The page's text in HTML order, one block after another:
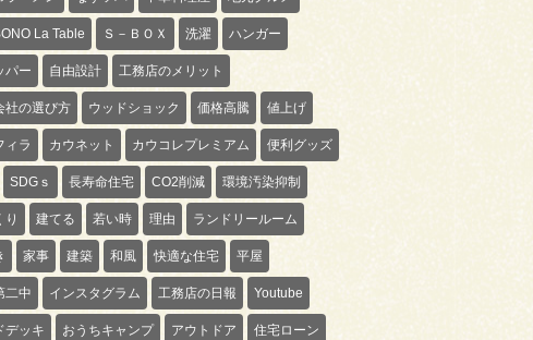
La Table Ｓ－ＢＯＸ 洗濯 ハンガー
パー 自由設計 工務店のメリット
社の選び方 ウッドショック 価格高騰 値上げ
ィラ カウネット カウコレプレミアム 便利グッズ
SDGｓ 長寿命住宅 CO2削減 環境汚染抑制
り 建てる 若い時 理由 ランドリールーム
家事 建築 和風 快適な住宅 平屋
二中 インスタグラム 工務店の日報 Youtube
デッキ おうちキャンプ アウトドア 住宅ローン